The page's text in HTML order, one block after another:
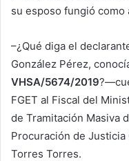
su esposo fungió como
–¿Qué diga el
González Pérez,
VHSA/5674/2019
FGET al Fiscal del
de Tramitación Masiva
Procuración de Justicia
Torres Torres.